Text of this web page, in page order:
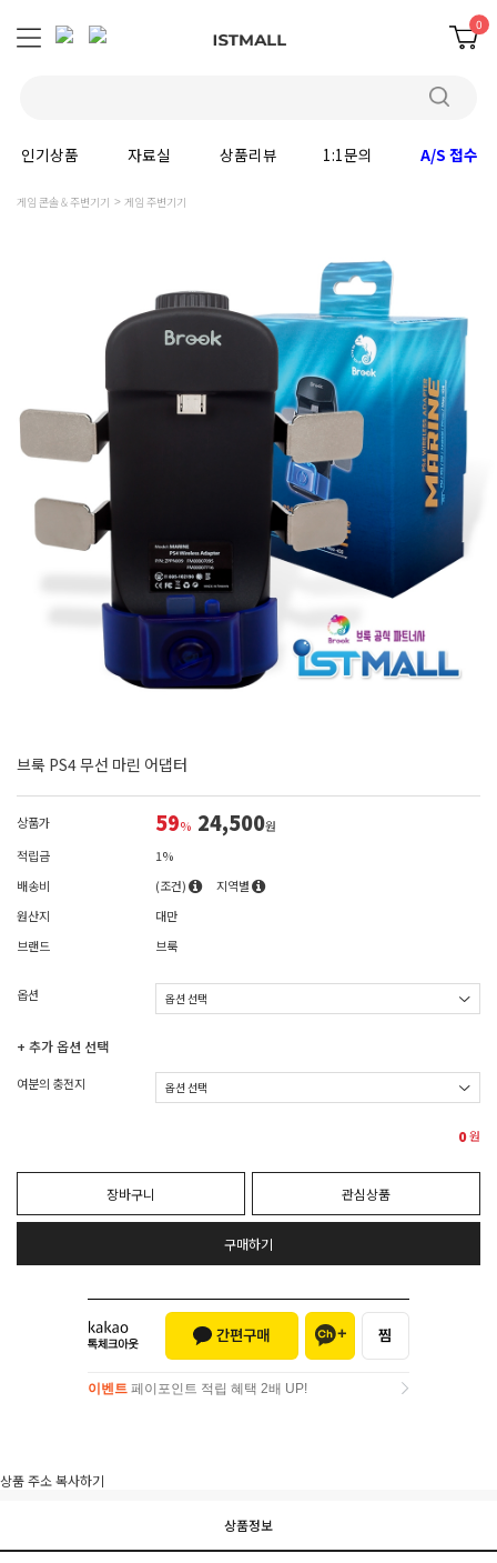
0
인기상품 자료실 상품리뷰 1:1문의 A/S 접수
게임 콘솔 & 주변기기 게임 주변기기
브룩 PS4 무선 마린 어댑터
상품가 59% 24,500원
적립금
1%
배송비
(조건)
지역별
원산지
대만
브랜드
브룩
옵션
+ 추가 옵션 선택
여분의 충전지
0원
장바구니 관심상품
구매하기
이벤트 페이포인트 적립 혜택 2배 UP!
상품 주소 복사하기
상품정보